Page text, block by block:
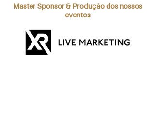
Master Sponsor & Produção dos nossos
eventos